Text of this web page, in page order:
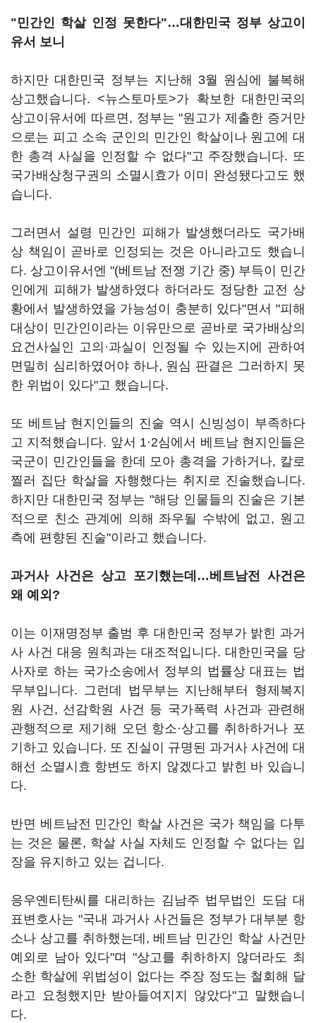
"민간인 학살 인정 못한다"…대한민국 정부 상고이
유서 보니
하지만 대한민국 정부는 지난해 3월 원심에 불복해
상고했습니다. <뉴스토마토>가 확보한 대한민국의
상고이유서에 따르면, 정부는 "원고가 제출한 증거만
으로는 피고 소속 군인의 민간인 학살이나 원고에 대
한 총격 사실을 인정할 수 없다"고 주장했습니다. 또
국가배상청구권의 소멸시효가 이미 완성됐다고도 했
습니다.
그러면서 설령 민간인 피해가 발생했더라도 국가배
상 책임이 곧바로 인정되는 것은 아니라고도 했습니
다. 상고이유서엔 "(베트남 전쟁 기간 중) 부득이 민간
인에게 피해가 발생하였다 하더라도 정당한 교전 상
황에서 발생하였을 가능성이 충분히 있다"면서 "피해
대상이 민간인이라는 이유만으로 곧바로 국가배상의
요건사실인 고의·과실이 인정될 수 있는지에 관하여
면밀히 심리하였어야 하나, 원심 판결은 그러하지 못
한 위법이 있다"고 했습니다.
또 베트남 현지인들의 진술 역시 신빙성이 부족하다
고 지적했습니다. 앞서 1·2심에서 베트남 현지인들은
국군이 민간인들을 한데 모아 총격을 가하거나, 칼로
찔러 집단 학살을 자행했다는 취지로 진술했습니다.
하지만 대한민국 정부는 "해당 인물들의 진술은 기본
적으로 친소 관계에 의해 좌우될 수밖에 없고, 원고
측에 편향된 진술"이라고 했습니다.
과거사 사건은 상고 포기했는데…베트남전 사건은
왜 예외?
이는 이재명정부 출범 후 대한민국 정부가 밝힌 과거
사 사건 대응 원칙과는 대조적입니다. 대한민국을 당
사자로 하는 국가소송에서 정부의 법률상 대표는 법
무부입니다. 그런데 법무부는 지난해부터 형제복지
원 사건, 선감학원 사건 등 국가폭력 사건과 관련해
관행적으로 제기해 오던 항소·상고를 취하하거나 포
기하고 있습니다. 또 진실이 규명된 과거사 사건에 대
해선 소멸시효 항변도 하지 않겠다고 밝힌 바 있습니
다.
반면 베트남전 민간인 학살 사건은 국가 책임을 다투
는 것은 물론, 학살 사실 자체도 인정할 수 없다는 입
장을 유지하고 있는 겁니다.
응우옌티탄씨를 대리하는 김남주 법무법인 도담 대
표변호사는 "국내 과거사 사건들은 정부가 대부분 항
소나 상고를 취하했는데, 베트남 민간인 학살 사건만
예외로 남아 있다"며 "상고를 취하하지 않더라도 최
소한 학살에 위법성이 없다는 주장 정도는 철회해 달
라고 요청했지만 받아들여지지 않았다"고 말했습니
다.